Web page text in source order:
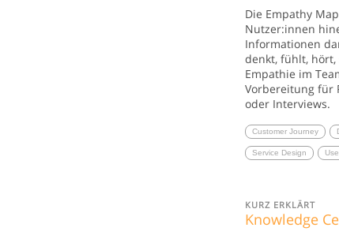
Die Empathy
Nutzer:innen
Informationen
denkt, fühlt,
Empathie im
Vorbereitung für
oder Interviews.
Customer Journey
Service Design
KURZ ERKLÄRT
Knowledge